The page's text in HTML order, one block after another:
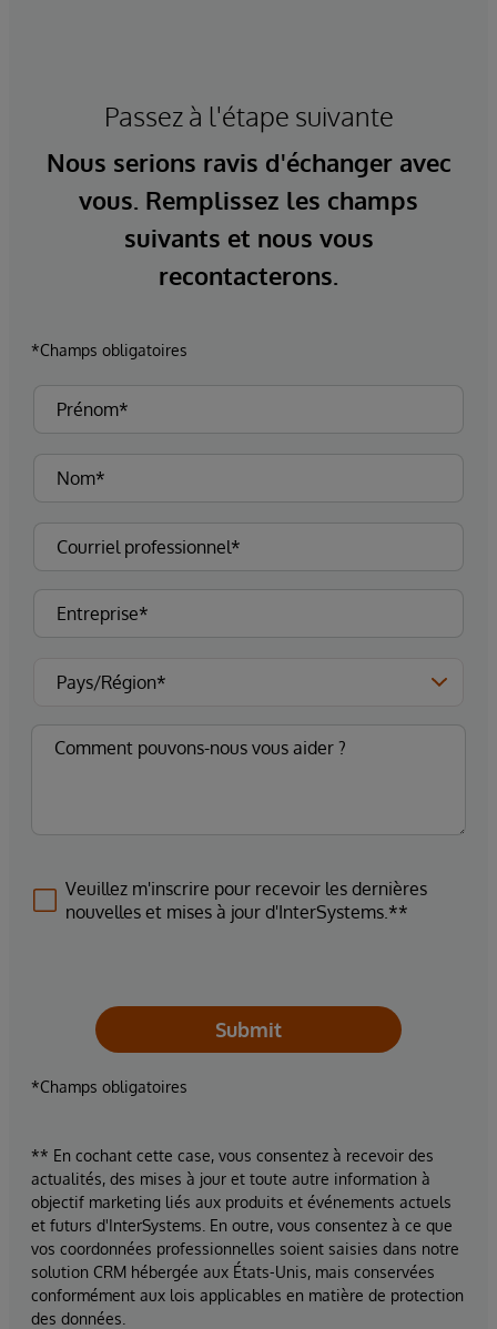
Passez à l'étape suivante
Nous serions ravis d'échanger avec
vous. Remplissez les champs
suivants et nous vous
recontacterons.
*Champs obligatoires
Veuillez m'inscrire pour recevoir les dernières
nouvelles et mises à jour d'InterSystems.**
Submit
*Champs obligatoires
** En cochant cette case, vous consentez à recevoir des
actualités, des mises à jour et toute autre information à
objectif marketing liés aux produits et événements actuels
et futurs d'InterSystems. En outre, vous consentez à ce que
vos coordonnées professionnelles soient saisies dans notre
solution CRM hébergée aux États-Unis, mais conservées
conformément aux lois applicables en matière de protection
des données.